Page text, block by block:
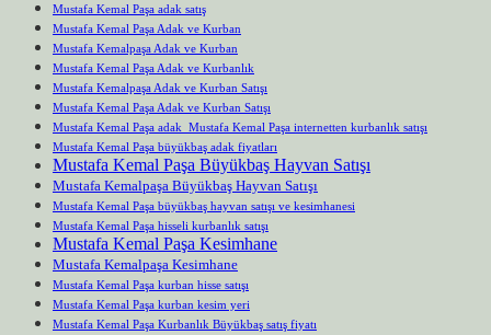
Mustafa Kemal Paşa adak satış
Mustafa Kemal Paşa Adak ve Kurban
Mustafa Kemalpaşa Adak ve Kurban
Mustafa Kemal Paşa Adak ve Kurbanlık
Mustafa Kemalpaşa Adak ve Kurban Satışı
Mustafa Kemal Paşa Adak ve Kurban Satışı
Mustafa Kemal Paşa adak Mustafa Kemal Paşa internetten kurbanlık satışı
Mustafa Kemal Paşa büyükbaş adak fiyatları
Mustafa Kemal Paşa Büyükbaş Hayvan Satışı
Mustafa Kemalpaşa Büyükbaş Hayvan Satışı
Mustafa Kemal Paşa büyükbaş hayvan satışı ve kesimhanesi
Mustafa Kemal Paşa hisseli kurbanlık satışı
Mustafa Kemal Paşa Kesimhane
Mustafa Kemalpaşa Kesimhane
Mustafa Kemal Paşa kurban hisse satışı
Mustafa Kemal Paşa kurban kesim yeri
Mustafa Kemal Paşa Kurbanlık Büyükbaş satış fiyatı